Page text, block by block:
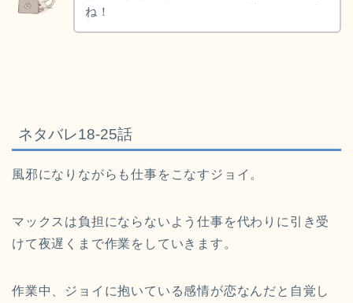
ね！
ネタバレ18-25話
風邪になりながらも仕事をこなすジョイ。
マックスは負担にならないよう仕事を代わりに引き受
けて夜遅くまで作業をしていきます。
作業中、ジョイに抱いている感情が恋なんだと自覚し